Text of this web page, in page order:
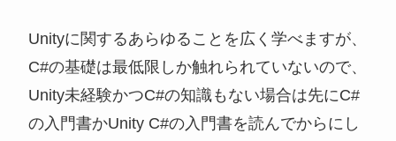
Unityに関するあらゆることを広く学べますが、
C#の基礎は最低限しか触れられていないので、
Unity未経験かつC#の知識もない場合は先にC#
の入門書かUnity C#の入門書を読んでからにし